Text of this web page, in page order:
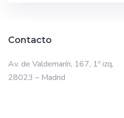
Contacto
Av. de Valdemarín, 167, 1º izq,
28023 – Madrid